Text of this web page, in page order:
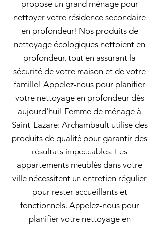
propose un grand ménage pour
nettoyer votre résidence secondaire
en profondeur! Nos produits de
nettoyage écologiques nettoient en
profondeur, tout en assurant la
sécurité de votre maison et de votre
famille! Appelez-nous pour planifier
votre nettoyage en profondeur dès
aujourd'hui! Femme de ménage à
Saint-Lazare: Archambault utilise des
produits de qualité pour garantir des
résultats impeccables. Les
appartements meublés dans votre
ville nécessitent un entretien régulier
pour rester accueillants et
fonctionnels. Appelez-nous pour
planifier votre nettoyage en